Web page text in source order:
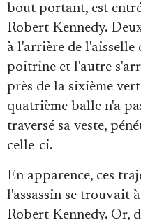
bout portant, est
Robert Kennedy.
à l'arrière de
poitrine et l'autre
près de la sixième
quatrième balle n'a
traversé sa veste,
celle-ci.
En apparence, ces
l'assassin se trouvait
Robert Kennedy. Or,